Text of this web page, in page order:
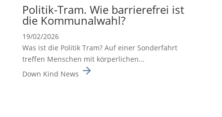
Politik-Tram. Wie barrie­re­frei ist
die Kommu­nal­wahl?
19/02/2026
Was ist die Politik Tram? Auf einer Sonderfahrt
treffen Menschen mit körperlichen...
Down Kind News